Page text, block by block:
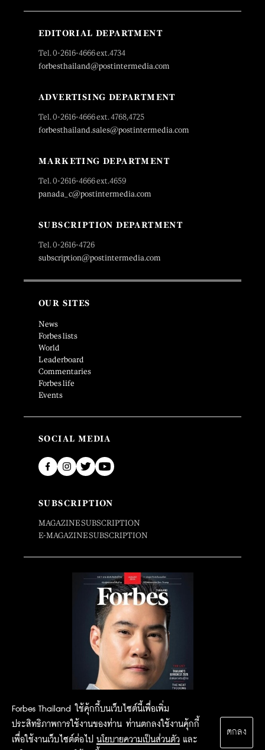
Forbes Thailand ใช้คุ้กกี้บนเว็บไซต์นี้เพื่อเพิ่ม
ประสิทธิภาพการใช้งานของท่าน ท่านตกลงใช้งานคุ้กกี้
เพื่อใช้งานเว็บไซต์ต่อไป นโยบายความเป็นส่วนตัว และ
ตกลง
EDITORIAL DEPARTMENT
Tel. 0-2616-4666 ext.4734
forbesthailand@postintermedia.com
ADVERTISING DEPARTMENT
Tel. 0-2616-4666 ext. 4768,4725
forbesthailand.sales@postintermedia.com
MARKETING DEPARTMENT
Tel. 0-2616-4666 ext.4659
panada_c@postintermedia.com
SUBSCRIPTION DEPARTMENT
Tel. 0-2616-4726
subscription@postintermedia.com
OUR SITES
News
Forbes lists
World
Leaderboard
Commentaries
Forbes life
Events
SOCIAL MEDIA
SUBSCRIPTION
MAGAZINE SUBSCRIPTION
E-MAGAZINE SUBSCRIPTION